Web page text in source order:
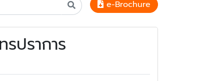
e-Brochure
ปราการ